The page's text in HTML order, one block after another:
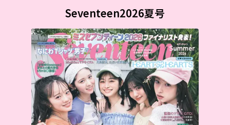
Seventeen2026夏号